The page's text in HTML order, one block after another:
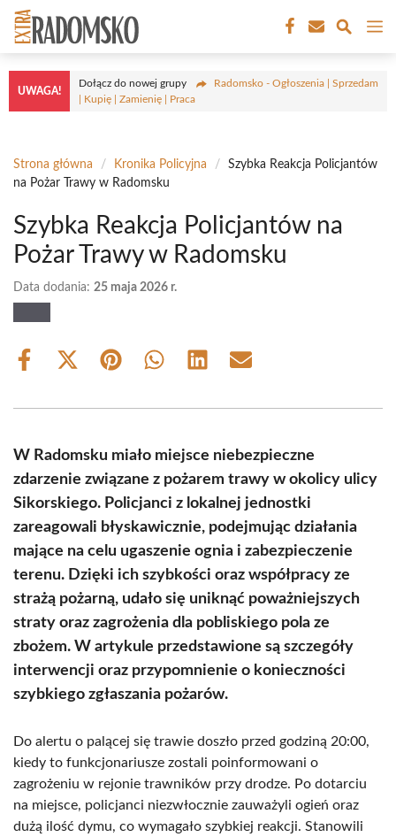
Przejdź
do
treści
UWAGA!
Dołącz do nowej grupy
Radomsko - Ogłoszenia | Sprzedam
| Kupię | Zamienię | Praca
Strona główna / Kronika Policyjna /
Szybka Reakcja Policjantów
na Pożar Trawy w Radomsku
Szybka Reakcja Policjantów na
Pożar Trawy w Radomsku
Data dodania: 25 maja 2026 r.
Share
Share
(Twitter)
Share Share Share Share
W Radomsku miało miejsce niebezpieczne
zdarzenie związane z pożarem trawy w okolicy ulicy
Sikorskiego. Policjanci z lokalnej jednostki
zareagowali błyskawicznie, podejmując działania
mające na celu ugaszenie ognia i zabezpieczenie
terenu. Dzięki ich szybkości oraz współpracy ze
strażą pożarną, udało się uniknąć poważniejszych
straty oraz zagrożenia dla pobliskiego pola ze
zbożem. W artykule przedstawione są szczegóły
interwencji oraz przypomnienie o konieczności
szybkiego zgłaszania pożarów.
Do alertu o palącej się trawie doszło przed godziną 20:00,
kiedy to funkcjonariusze zostali poinformowani o
zagrożeniu w rejonie trawników przy drodze. Po dotarciu
na miejsce, policjanci niezwłocznie zauważyli ogień oraz
dużą ilość dymu, co wymagało szybkiej reakcji. Stanowili